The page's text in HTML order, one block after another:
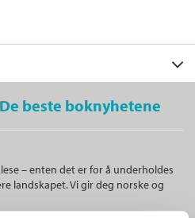
+
+
:
i nye roller
beste boknyhetene
– enten det er for å underholdes
landskapet. Vi gir deg norske og